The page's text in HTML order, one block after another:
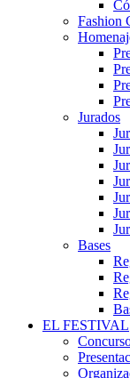
Fashion
Jurados
Bases
EL FESTIVAL